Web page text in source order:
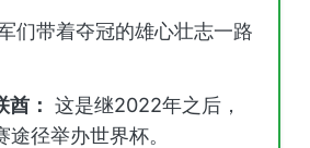
们带着夺冠的雄心壮志一路
： 这是继2022年之后，
径举办世界杯。